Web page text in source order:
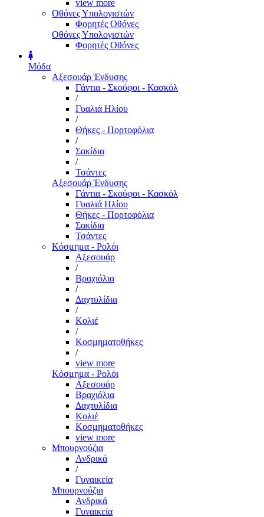
view more
Οθόνες Υπολογιστών
Φορητές Οθόνες
Οθόνες Υπολογιστών
Φορητές Οθόνες
Μόδα
Αξεσουάρ Ένδυσης
Γάντια - Σκούφοι - Κασκόλ
/
Γυαλιά Ηλίου
/
Θήκες - Πορτοφόλια
/
Σακίδια
/
Τσάντες
Αξεσουάρ Ένδυσης
Γάντια - Σκούφοι - Κασκόλ
Γυαλιά Ηλίου
Θήκες - Πορτοφόλια
Σακίδια
Τσάντες
Κόσμημα - Ρολόι
Αξεσουάρ
/
Βραχιόλια
/
Δαχτυλίδια
/
Κολιέ
/
Κοσμηματοθήκες
/
view more
Κόσμημα - Ρολόι
Αξεσουάρ
Βραχιόλια
Δαχτυλίδια
Κολιέ
Κοσμηματοθήκες
view more
Μπουρνούζια
Ανδρικά
/
Γυναικεία
Μπουρνούζια
Ανδρικά
Γυναικεία